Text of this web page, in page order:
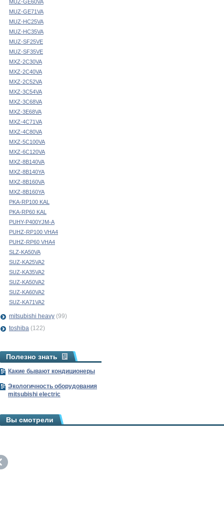
MUZ-GE60VA
MUZ-GE71VA
MUZ-HC25VA
MUZ-HC35VA
MUZ-SF25VE
MUZ-SF35VE
MXZ-2C30VA
MXZ-2C40VA
MXZ-2C52VA
MXZ-3C54VA
MXZ-3C68VA
MXZ-3E68VA
MXZ-4C71VA
MXZ-4C80VA
MXZ-5C100VA
MXZ-6C120VA
MXZ-8B140VA
MXZ-8B140YA
MXZ-8B160VA
MXZ-8B160YA
PKA-RP100 KAL
PKA-RP60 KAL
PUHY-P400YJM-A
PUHZ-RP100 VHA4
PUHZ-RP60 VHA4
SLZ-KA50VA
SUZ-KA25VA2
SUZ-KA35VA2
SUZ-KA50VA2
SUZ-KA60VA2
SUZ-KA71VA2
mitsubishi heavy (99)
toshiba (122)
Полезно знать
Какие бывают кондиционеры
Экологичность оборудования
mitsubishi electric
Вы смотрели